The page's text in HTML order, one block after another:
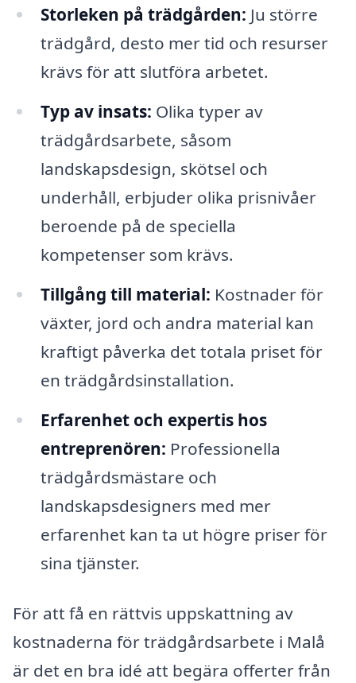
Storleken på trädgården: Ju större
trädgård, desto mer tid och resurser
krävs för att slutföra arbetet.
Typ av insats: Olika typer av
trädgårdsarbete, såsom
landskapsdesign, skötsel och
underhåll, erbjuder olika prisnivåer
beroende på de speciella
kompetenser som krävs.
Tillgång till material: Kostnader för
växter, jord och andra material kan
kraftigt påverka det totala priset för
en trädgårdsinstallation.
Erfarenhet och expertis hos
entreprenören: Professionella
trädgårdsmästare och
landskapsdesigners med mer
erfarenhet kan ta ut högre priser för
sina tjänster.
För att få en rättvis uppskattning av
kostnaderna för trädgårdsarbete i Malå
är det en bra idé att begära offerter från